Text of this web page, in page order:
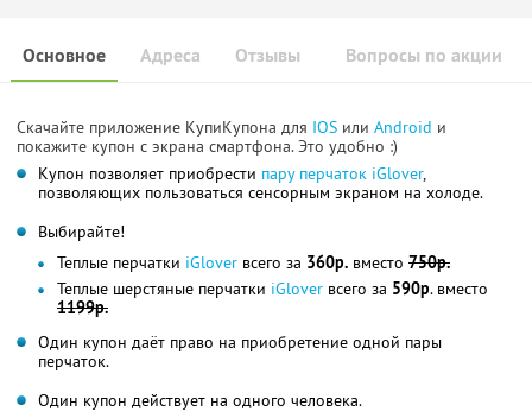
Основное Отзывы Вопросы по акции
Адреса
Скачайте приложение КупиКупона для IOS или Android и
покажите купон с экрана смартфона. Это удобно :)
Купон позволяет приобрести пару перчаток iGlover,
позволяющих пользоваться сенсорным экраном на холоде.
Выбирайте!
Теплые перчатки iGlover всего за 360р. вместо 750р.
Теплые шерстяные перчатки iGlover всего за 590р. вместо
1199р.
Один купон даёт право на приобретение одной пары
перчаток.
Один купон действует на одного человека.